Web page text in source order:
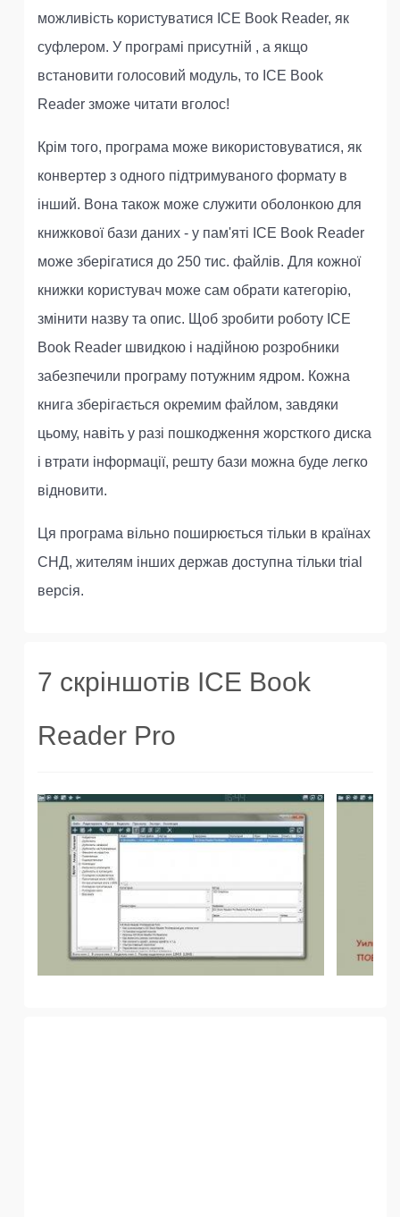
можливість користуватися ICE Book Reader, як
суфлером. У програмі присутній , а якщо
встановити голосовий модуль, то ICE Book
Reader зможе читати вголос!
Крім того, програма може використовуватися, як
конвертер з одного підтримуваного формату в
інший. Вона також може служити оболонкою для
книжкової бази даних - у пам'яті ICE Book Reader
може зберігатися до 250 тис. файлів. Для кожної
книжки користувач може сам обрати категорію,
змінити назву та опис. Щоб зробити роботу ICE
Book Reader швидкою і надійною розробники
забезпечили програму потужним ядром. Кожна
книга зберігається окремим файлом, завдяки
цьому, навіть у разі пошкодження жорсткого диска
і втрати інформації, решту бази можна буде легко
відновити.
Ця програма вільно поширюється тільки в країнах
СНД, жителям інших держав доступна тільки trial
версія.
7 скріншотів ICE Book
Reader Pro